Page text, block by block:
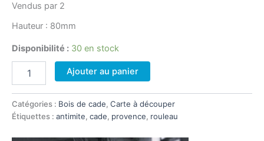
Vendus par 2
Hauteur : 80mm
Disponibilité : 30 en stock
armoire
en
de
Ajouter au panier
Catégories : Bois de cade, Carte à découper
Étiquettes : antimite, cade, provence, rouleau